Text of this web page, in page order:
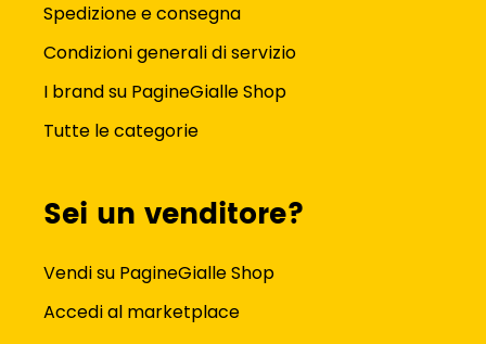
Spedizione e consegna
Condizioni generali di servizio
I brand su PagineGialle Shop
Tutte le categorie
Sei un venditore?
Vendi su PagineGialle Shop
Accedi al marketplace